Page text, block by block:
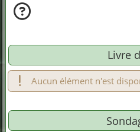
Livre
Aucun élément n'est